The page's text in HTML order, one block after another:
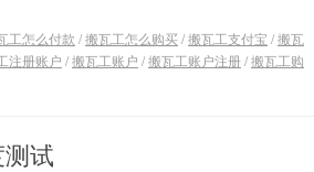
工怎么付款 /搬瓦工怎么购买/搬瓦工支付宝 /搬瓦
注册账户 /搬瓦工账户 /搬瓦工账户注册/搬瓦工购
试